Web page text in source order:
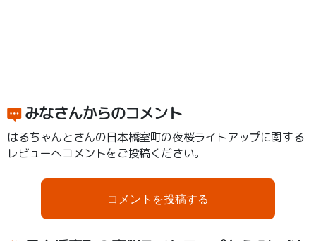
みなさんからのコメント
はるちゃんとさんの日本橋室町の夜桜ライトアップに関する
レビューへコメントをご投稿ください。
コメントを投稿する